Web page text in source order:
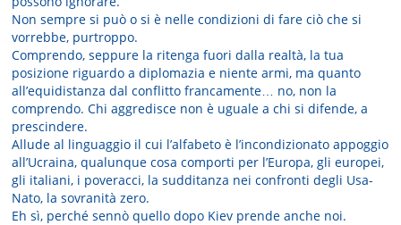
Non sempre si può o si è nelle condizioni di fare ciò che si
vorrebbe, purtroppo.
Comprendo, seppure la ritenga fuori dalla realtà, la tua
posizione riguardo a diplomazia e niente armi, ma quanto
all’equidistanza dal conflitto francamente… no, non la
comprendo. Chi aggredisce non è uguale a chi si difende, a
prescindere.
Allude al linguaggio il cui l’alfabeto è l’incondizionato appoggio
all’Ucraina, qualunque cosa comporti per l’Europa, gli europei,
gli italiani, i poveracci, la sudditanza nei confronti degli Usa-
Nato, la sovranità zero.
Eh sì, perché sennò quello dopo Kiev prende anche noi.